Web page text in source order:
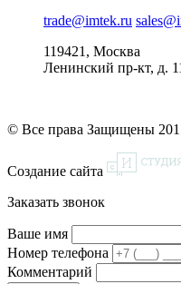
trade@imtek.ru
119421, Москва
Ленинский пр-кт, д.
© Все права Защищены
Создание сайта
Заказать звонок
Ваше имя
Номер телефона
Комментарий